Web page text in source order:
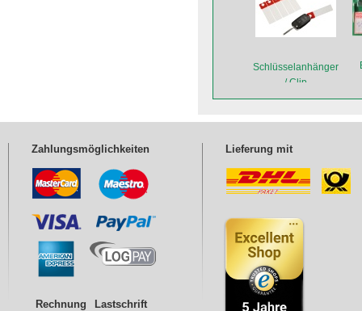
Schlüsselanhänger
/ Clip
Zahlungsmöglichkeiten
Rechnung
Lastschrift
Lieferung mit